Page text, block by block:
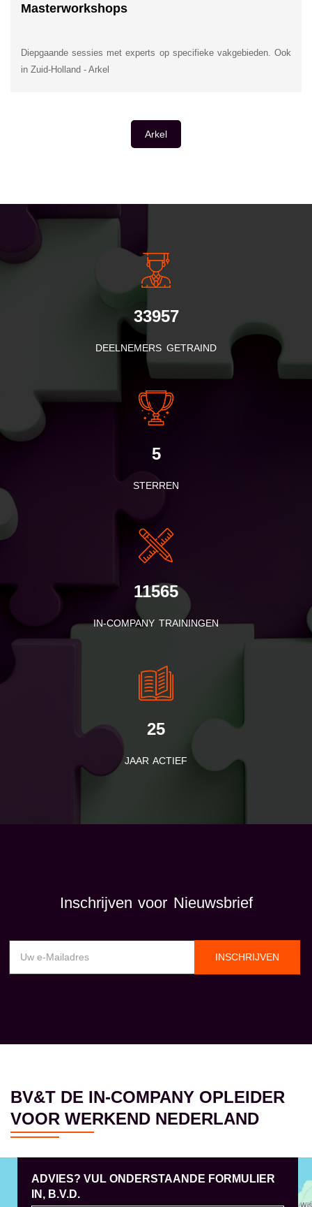
Masterworkshops
Diepgaande sessies met experts op specifieke vakgebieden. Ook
in Zuid-Holland - Arkel
Arkel
INSIDE INFORMATIE
33957
DEELNEMERS GETRAIND
5
STERREN
11565
IN-COMPANY TRAININGEN
25
JAAR ACTIEF
Inschrijven voor Nieuwsbrief
INSCHRIJVEN
BV&T DE IN-COMPANY OPLEIDER
VOOR WERKEND NEDERLAND
ADVIES? VUL ONDERSTAANDE FORMULIER
IN, B.V.D.